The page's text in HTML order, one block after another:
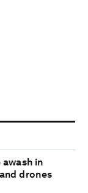
awash in
drones